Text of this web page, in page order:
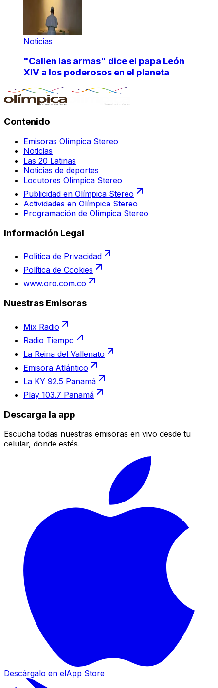
Noticias
"Callen las armas" dice el papa León
XIV a los poderosos en el planeta
Contenido
Emisoras Olímpica Stereo
Noticias
Las 20 Latinas
Noticias de deportes
Locutores Olímpica Stereo
Publicidad en Olímpica Stereo
Actividades en Olímpica Stereo
Programación de Olímpica Stereo
Información Legal
Política de Privacidad
Política de Cookies
www.oro.com.co
Nuestras Emisoras
Mix Radio
Radio Tiempo
La Reina del Vallenato
Emisora Atlántico
La KY 92.5 Panamá
Play 103.7 Panamá
Descarga la app
Escucha todas nuestras emisoras en vivo desde tu
celular, donde estés.
Descárgalo en elApp Store